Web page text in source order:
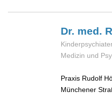
Dr. med.
Medizin und
Praxis Rudolf
Münchener